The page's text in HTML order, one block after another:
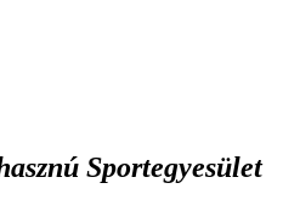
Sportegyesület